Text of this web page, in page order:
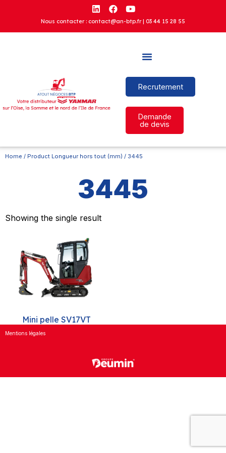
Nous contacter : contact@an-btp.fr | 03 44 15 28 55
Recrutement
Demande
de devis
Home / Product Longueur hors tout (mm) / 3445
3445
Showing the single result
Mini pelle SV17VT
Mentions légales